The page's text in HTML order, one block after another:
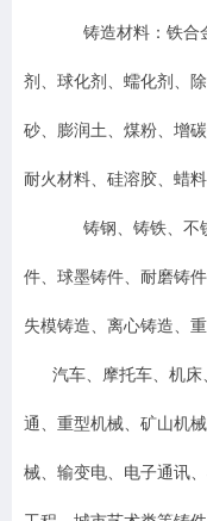
铸造材料：铁合
剂、球化剂、蠕化剂、
砂、膨润土、煤粉、增
耐火材料、硅溶胶、蜡
铸钢、铸铁、不
件、球墨铸件、耐磨铸
失模铸造、离心铸造、
汽车、摩托车、机
通、重型机械、矿山机
械、输变电、电子通讯